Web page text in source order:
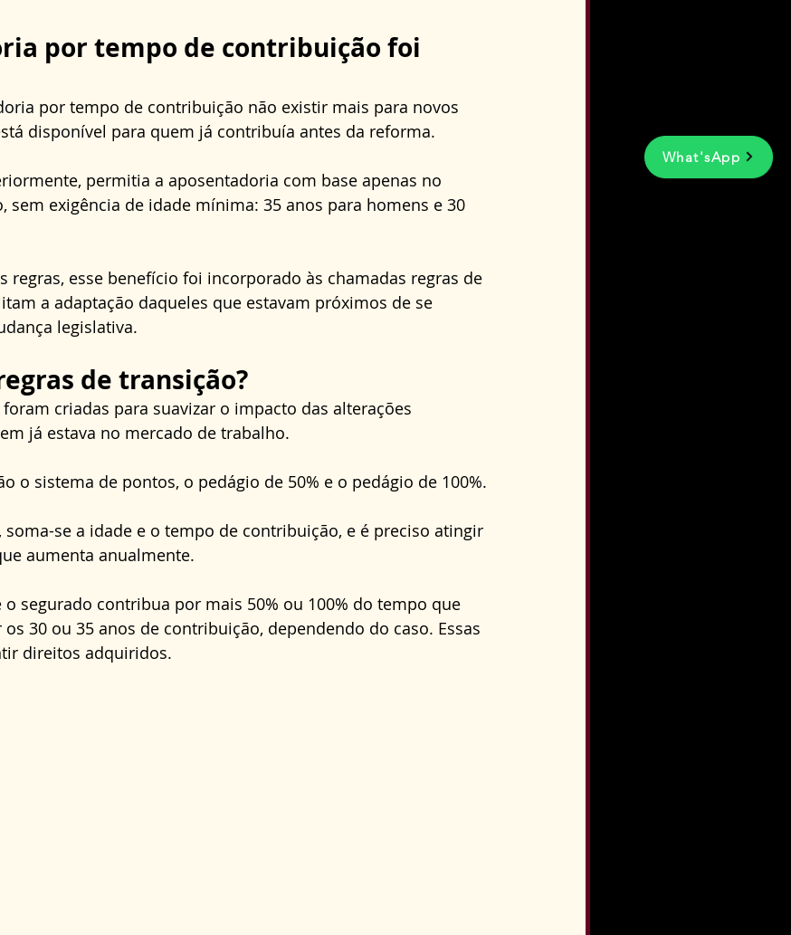
What'sApp
por tempo de contribuição foi
por tempo de contribuição não existir mais para novos
disponível para quem já contribuía antes da reforma.
permitia a aposentadoria com base apenas no
sem exigência de idade mínima: 35 anos para homens e 30
regras, esse benefício foi incorporado às chamadas regras de
a adaptação daqueles que estavam próximos de se
legislativa.
de transição?
criadas para suavizar o impacto das alterações
já estava no mercado de trabalho.
o sistema de pontos, o pedágio de 50% e o pedágio de 100%.
se a idade e o tempo de contribuição, e é preciso atingir
aumenta anualmente.
o segurado contribua por mais 50% ou 100% do tempo que
30 ou 35 anos de contribuição, dependendo do caso. Essas
direitos adquiridos.